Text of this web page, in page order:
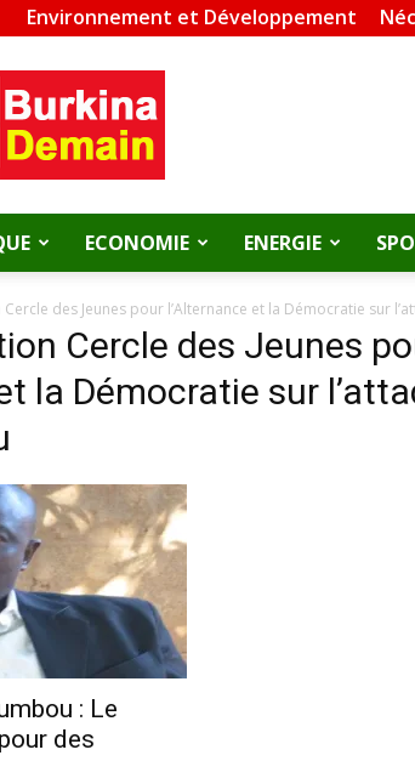
Environnement et Développement
Burkina
Demain
ECONOMIE ENERGIE
des Jeunes pour l’Alternance et la Démocratie sur
Cercle des Jeunes
la Démocratie sur
: Le
des